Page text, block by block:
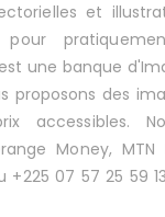
et
une banque
proposons des
accessibles.
Money, MTN
+225 07 57 25 59